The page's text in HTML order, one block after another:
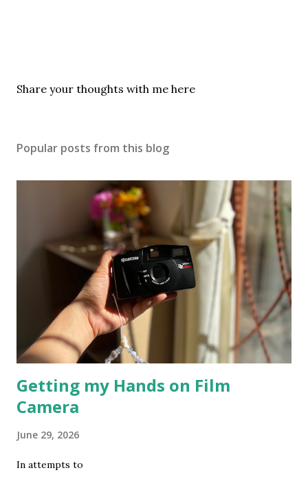
P
a
o
Share your thoughts with me here
Popular posts from this blog
Getting my Hands on Film
Camera
June 29, 2026
In attempts to